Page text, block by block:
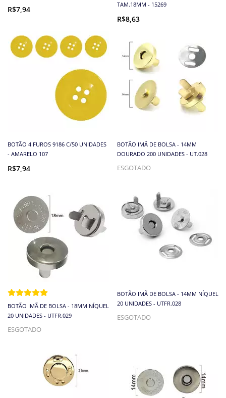
R$7,94
TAM.18MM - 15269
R$8,63
BOTÃO 4 FUROS 9186 C/50 UNIDADES
- AMARELO 107
R$7,94
BOTÃO IMÃ DE BOLSA - 14MM
DOURADO 200 UNIDADES - UT.028
ESGOTADO
BOTÃO IMÃ DE BOLSA - 18MM NÍQUEL
20 UNIDADES - UTFR.029
ESGOTADO
BOTÃO IMÃ DE BOLSA - 14MM NÍQUEL
20 UNIDADES - UTFR.028
ESGOTADO